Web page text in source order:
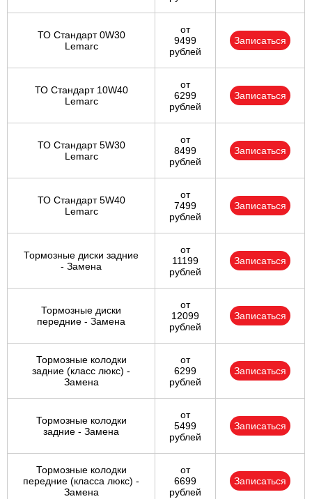
ТО Стандарт 0W30
Lemarc
от
9499
рублей
Записаться
ТО Стандарт 10W40
Lemarc
от
6299
рублей
Записаться
ТО Стандарт 5W30
Lemarc
от
8499
рублей
Записаться
ТО Стандарт 5W40
Lemarc
от
7499
рублей
Записаться
Тормозные диски задние
- Замена
от
11199
рублей
Записаться
Тормозные диски
передние - Замена
от
12099
рублей
Записаться
Тормозные колодки
задние (класс люкс) -
Замена
от
6299
рублей
Записаться
Тормозные колодки
задние - Замена
от
5499
рублей
Записаться
Тормозные колодки
передние (класса люкс) -
Замена
от
6699
рублей
Записаться